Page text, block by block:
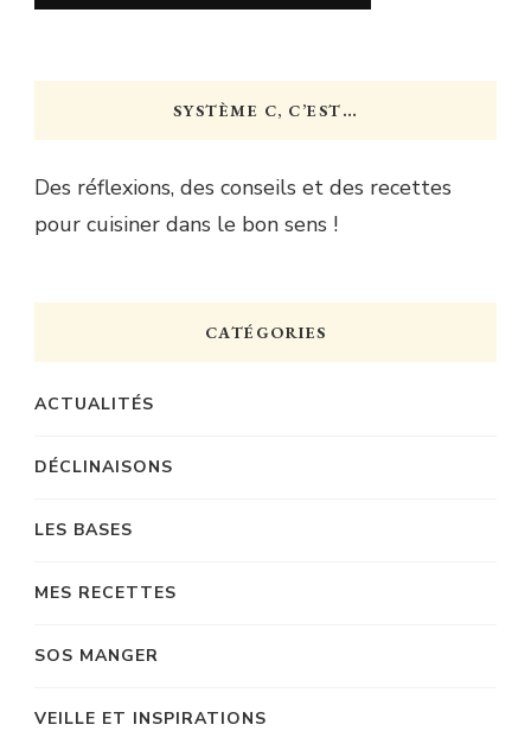
SYSTÈME C, C’EST…
Des réflexions, des conseils et des recettes
pour cuisiner dans le bon sens !
CATÉGORIES
ACTUALITÉS
DÉCLINAISONS
LES BASES
MES RECETTES
SOS MANGER
VEILLE ET INSPIRATIONS